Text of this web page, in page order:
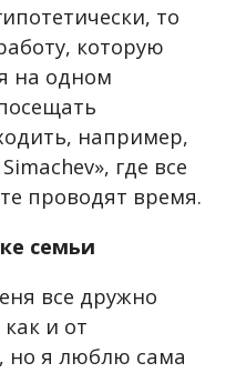
то
которую
на одном
например,
где все
проводят время.
семьи
все дружно
и от
но я люблю сама